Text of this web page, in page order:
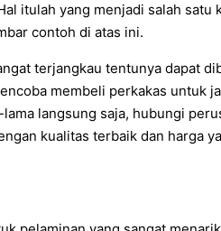
itulah yang menjadi salah satu
contoh di atas ini.
terjangkau tentunya dapat
membeli perkakas untuk
langsung saja, hubungi
kualitas terbaik dan harga